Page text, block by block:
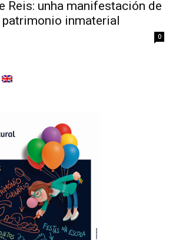
Reis: unha manifestación de
inmaterial
0